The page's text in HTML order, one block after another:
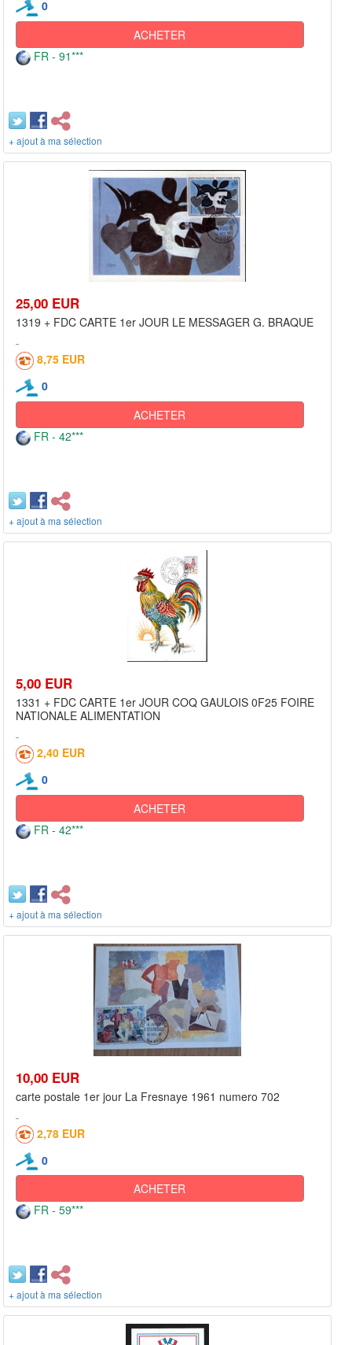
0
ACHETER
FR - 91***
+ ajout à ma sélection
25,00 EUR
1319 + FDC CARTE 1er JOUR LE MESSAGER G. BRAQUE
8,75 EUR
0
ACHETER
FR - 42***
+ ajout à ma sélection
5,00 EUR
1331 + FDC CARTE 1er JOUR COQ GAULOIS 0F25 FOIRE
NATIONALE ALIMENTATION
2,40 EUR
0
ACHETER
FR - 42***
+ ajout à ma sélection
10,00 EUR
carte postale 1er jour La Fresnaye 1961 numero 702
2,78 EUR
0
ACHETER
FR - 59***
+ ajout à ma sélection